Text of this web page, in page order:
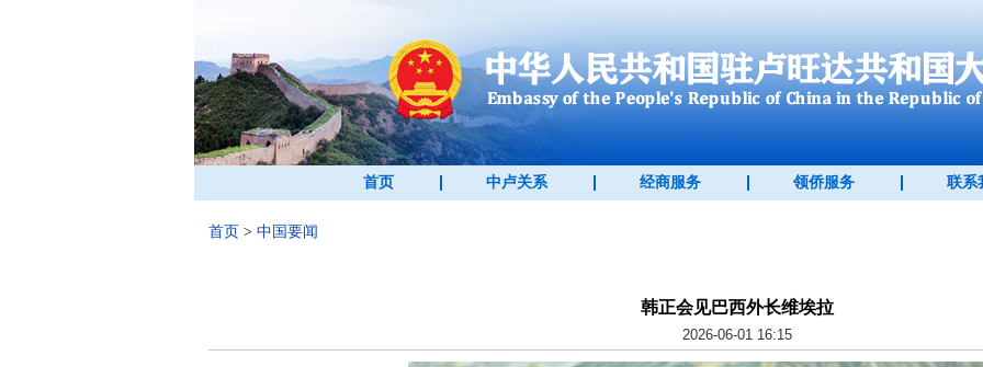
首页 中卢关系 经商服务 领侨服务 联系
首页 > 中国要闻
韩正会见巴西外长维埃拉
2026-06-01 16:15